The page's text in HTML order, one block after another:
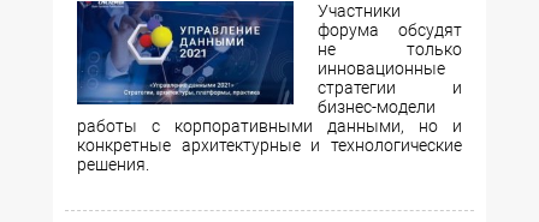
Участники
форума обсудят
не только
инновационные
стратегии и
бизнес-модели
работы с корпоративными данными, но и
конкретные архитектурные и технологические
решения.